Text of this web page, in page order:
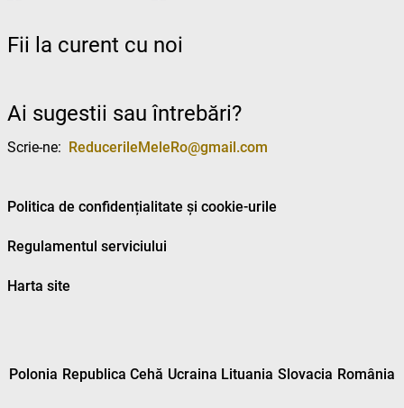
Fii la curent cu noi
Ai sugestii sau întrebări?
Scrie-ne: ReducerileMeleRo@gmail.com
Politica de confidențialitate și cookie-urile
Regulamentul serviciului
Harta site
Polonia Republica Cehă Ucraina Lituania Slovacia România